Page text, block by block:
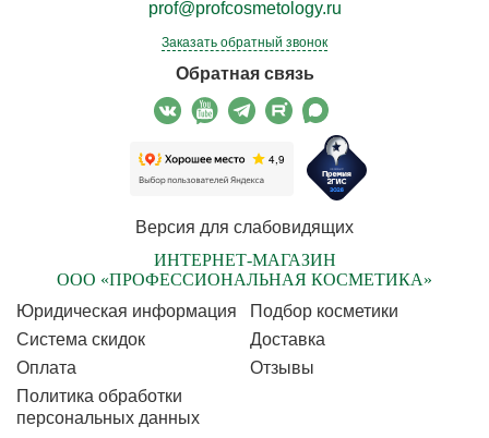
prof@profcosmetology.ru
Заказать обратный звонок
Обратная связь
Версия для слабовидящих
ИНТЕРНЕТ-МАГАЗИН
ООО «ПРОФЕССИОНАЛЬНАЯ КОСМЕТИКА»
Юридическая информация
Подбор косметики
Cистема скидок
Доставка
Оплата
Отзывы
Политика обработки
персональных данных